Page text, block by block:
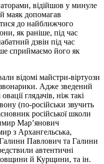
відійшов у минуле
маяк допомагав
до найближчого
як раніше, під час
дзвін під час
сприймаємо його як
відомі майстри-віртуози
Адже зведений
глядачів, ніж такі
(по-російськи звучить
російської школи
Мар’янович
з Архангельська,
Галини Павлович та Галини
автентичні
й Курщини, та ін.